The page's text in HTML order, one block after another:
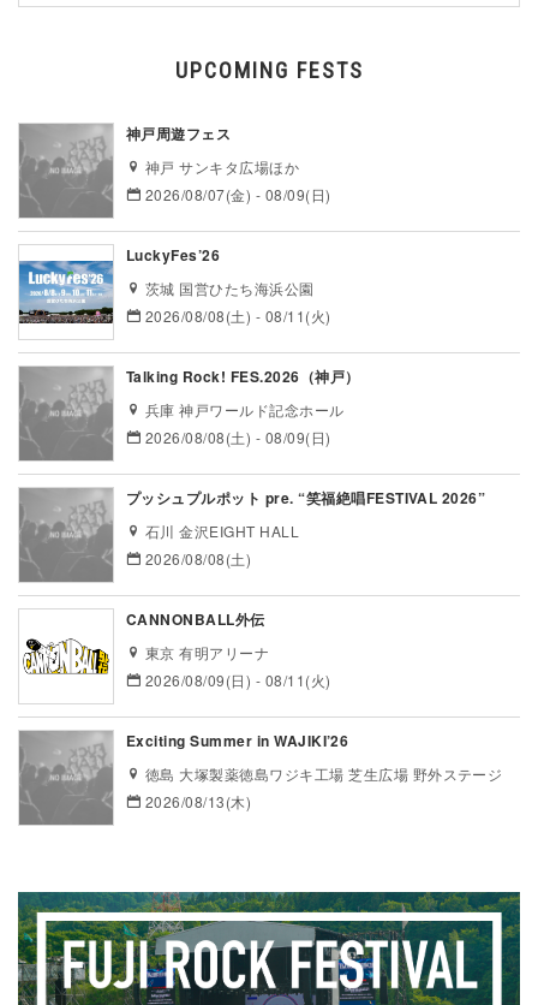
UPCOMING FESTS
神戸周遊フェス
神戸 サンキタ広場ほか
2026/08/07(金) - 08/09(日)
LuckyFes’26
茨城 国営ひたち海浜公園
2026/08/08(土) - 08/11(火)
Talking Rock! FES.2026（神戸）
兵庫 神戸ワールド記念ホール
2026/08/08(土) - 08/09(日)
プッシュプルポット pre. “笑福絶唱FESTIVAL 2026”
石川 金沢EIGHT HALL
2026/08/08(土)
CANNONBALL外伝
東京 有明アリーナ
2026/08/09(日) - 08/11(火)
Exciting Summer in WAJIKI’26
徳島 大塚製薬徳島ワジキ工場 芝生広場 野外ステージ
2026/08/13(木)